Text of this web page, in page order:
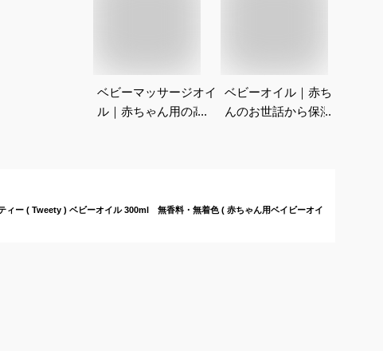
ベビーマッサージオイ
ル｜赤ちゃん用の高品
ベビーオイル｜赤ちゃ
んのお世話から保湿ま
ー ( Tweety ) ベビーオイル 300ml 無香料・無着色 ( 赤ちゃん用ベイビーオイ